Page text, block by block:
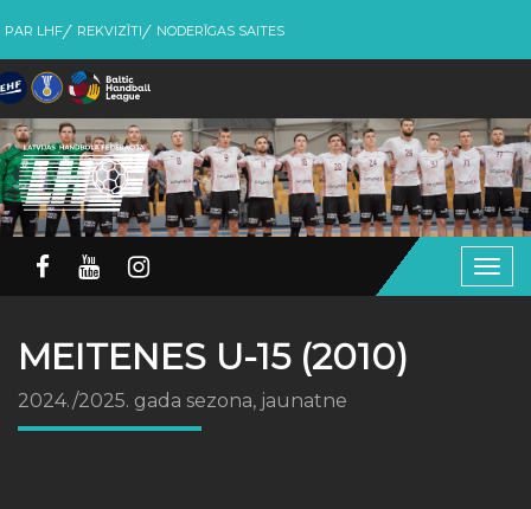
PAR LHF REKVIZĪTI NODERĪGAS SAITES
MEITENES U-15 (2010)
2024./2025. gada sezona, jaunatne